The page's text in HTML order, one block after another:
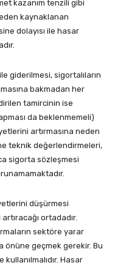
kazanım tenzili gibi
kaynaklanan
dolayısı ile hasar
giderilmesi, sigortalıların
bakmadan her
tamircinin ise
da beklenmemeli)
artırmasına neden
teknik değerlendirmeleri,
sigorta sözleşmesi
düşürmesi
ortadadır.
sektöre yarar
önüne geçmek gerekir. Bu
Hasar